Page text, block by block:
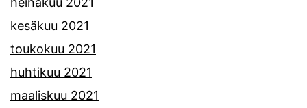
kesäkuu 2021
toukokuu 2021
huhtikuu 2021
maaliskuu 2021